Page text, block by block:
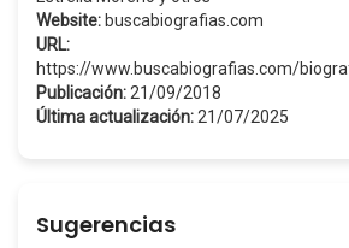
Website: buscabiografias.com
URL:
https://www.buscabiografias.com/
Publicación: 21/09/2018
Última actualización: 21/07/2025
Sugerencias